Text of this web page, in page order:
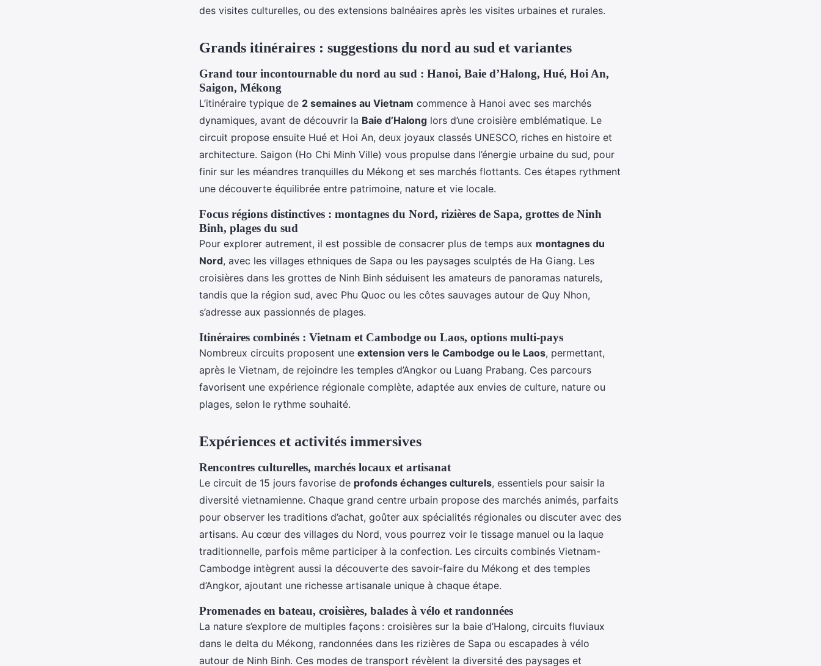
des visites culturelles, ou des extensions balnéaires après les visites urbaines et rurales.
Grands itinéraires : suggestions du nord au sud et variantes
Grand tour incontournable du nord au sud : Hanoi, Baie d’Halong, Hué, Hoi An,
Saigon, Mékong
L’itinéraire typique de 2 semaines au Vietnam commence à Hanoi avec ses marchés
dynamiques, avant de découvrir la Baie d’Halong lors d’une croisière emblématique. Le
circuit propose ensuite Hué et Hoi An, deux joyaux classés UNESCO, riches en histoire et
architecture. Saigon (Ho Chi Minh Ville) vous propulse dans l’énergie urbaine du sud, pour
finir sur les méandres tranquilles du Mékong et ses marchés flottants. Ces étapes rythment
une découverte équilibrée entre patrimoine, nature et vie locale.
Focus régions distinctives : montagnes du Nord, rizières de Sapa, grottes de Ninh
Binh, plages du sud
Pour explorer autrement, il est possible de consacrer plus de temps aux montagnes du
Nord, avec les villages ethniques de Sapa ou les paysages sculptés de Ha Giang. Les
croisières dans les grottes de Ninh Binh séduisent les amateurs de panoramas naturels,
tandis que la région sud, avec Phu Quoc ou les côtes sauvages autour de Quy Nhon,
s’adresse aux passionnés de plages.
Itinéraires combinés : Vietnam et Cambodge ou Laos, options multi-pays
Nombreux circuits proposent une extension vers le Cambodge ou le Laos, permettant,
après le Vietnam, de rejoindre les temples d’Angkor ou Luang Prabang. Ces parcours
favorisent une expérience régionale complète, adaptée aux envies de culture, nature ou
plages, selon le rythme souhaité.
Expériences et activités immersives
Rencontres culturelles, marchés locaux et artisanat
Le circuit de 15 jours favorise de profonds échanges culturels, essentiels pour saisir la
diversité vietnamienne. Chaque grand centre urbain propose des marchés animés, parfaits
pour observer les traditions d’achat, goûter aux spécialités régionales ou discuter avec des
artisans. Au cœur des villages du Nord, vous pourrez voir le tissage manuel ou la laque
traditionnelle, parfois même participer à la confection. Les circuits combinés Vietnam-
Cambodge intègrent aussi la découverte des savoir-faire du Mékong et des temples
d’Angkor, ajoutant une richesse artisanale unique à chaque étape.
Promenades en bateau, croisières, balades à vélo et randonnées
La nature s’explore de multiples façons : croisières sur la baie d’Halong, circuits fluviaux
dans le delta du Mékong, randonnées dans les rizières de Sapa ou escapades à vélo
autour de Ninh Binh. Ces modes de transport révèlent la diversité des paysages et